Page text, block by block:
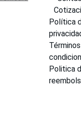
Política
Politica